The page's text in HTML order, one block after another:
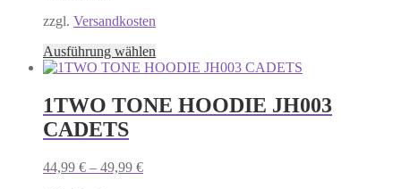
zzgl. Versandkosten
Ausführung wählen
Produkt
mehrere
Varianten
1TWO TONE HOODIE JH003
CADETS
44,99 € – 49,99 €